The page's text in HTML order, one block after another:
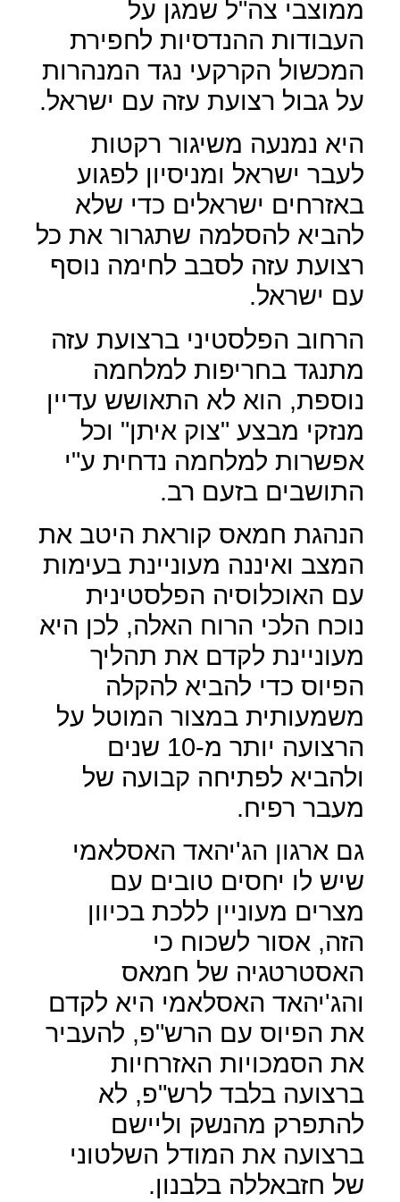
ממוצבי צה"ל שמגן על
העבודות ההנדסיות לחפירת
המכשול הקרקעי נגד המנהרות
על גבול רצועת עזה עם ישראל.
היא נמנעה משיגור רקטות
לעבר ישראל ומניסיון לפגוע
באזרחים ישראלים כדי שלא
להביא להסלמה שתגרור את כל
רצועת עזה לסבב לחימה נוסף
עם ישראל.
הרחוב הפלסטיני ברצועת עזה
מתנגד בחריפות למלחמה
נוספת, הוא לא התאושש עדיין
מנזקי מבצע "צוק איתן" וכל
אפשרות למלחמה נדחית ע"י
התושבים בזעם רב.
הנהגת חמאס קוראת היטב את
המצב ואיננה מעוניינת בעימות
עם האוכלוסיה הפלסטינית
נוכח הלכי הרוח האלה, לכן היא
מעוניינת לקדם את תהליך
הפיוס כדי להביא להקלה
משמעותית במצור המוטל על
הרצועה יותר מ-10 שנים
ולהביא לפתיחה קבועה של
מעבר רפיח.
גם ארגון הג'יהאד האסלאמי
שיש לו יחסים טובים עם
מצרים מעוניין ללכת בכיוון
הזה, אסור לשכוח כי
האסטרטגיה של חמאס
והג'יהאד האסלאמי היא לקדם
את הפיוס עם הרש"פ, להעביר
את הסמכויות האזרחיות
ברצועה בלבד לרש"פ, לא
להתפרק מהנשק וליישם
ברצועה את המודל השלטוני
של חזבאללה בלבנון.